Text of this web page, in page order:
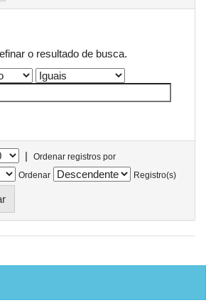
o resultado de busca.
|
Ordenar registros por
Ordenar
Registro(s)